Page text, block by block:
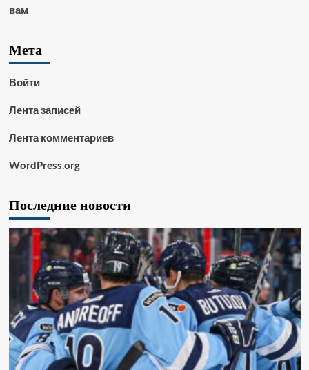
вам
Мета
Войти
Лента записей
Лента комментариев
WordPress.org
Последние новости